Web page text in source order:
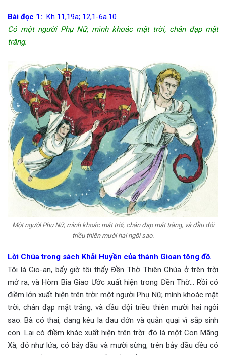
Bài đọc 1: Kh 11,19a; 12,1-6a.10
Có một người Phụ Nữ, mình khoác mặt trời, chân đạp mặt
trăng.
Một người Phụ Nữ, mình khoác mặt trời, chân đạp mặt trăng, và đầu đội
triều thiên mười hai ngôi sao.
Lời Chúa trong sách Khải Huyền của thánh Gioan tông đồ.
Tôi là Gio-an, bấy giờ tôi thấy Đền Thờ Thiên Chúa ở trên trời
mở ra, và Hòm Bia Giao Ước xuất hiện trong Đền Thờ… Rồi có
điềm lớn xuất hiện trên trời: một người Phụ Nữ, mình khoác mặt
trời, chân đạp mặt trăng, và đầu đội triều thiên mười hai ngôi
sao. Bà có thai, đang kêu la đau đớn và quằn quại vì sắp sinh
con. Lại có điềm khác xuất hiện trên trời: đó là một Con Mãng
Xà, đỏ như lửa, có bảy đầu và mười sừng, trên bảy đầu đều có